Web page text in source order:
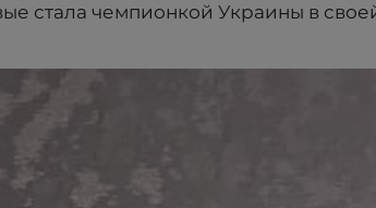
стала чемпионкой Украины в